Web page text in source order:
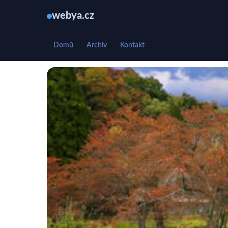
webya.cz
Domů Archiv Kontakt